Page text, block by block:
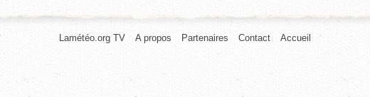
Accueil
Contact
Partenaires
A propos
Lamétéo.org TV